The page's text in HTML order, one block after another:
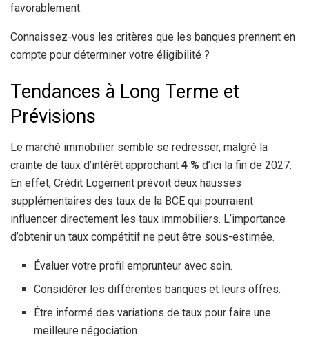
favorablement.
Connaissez-vous les critères que les banques prennent en
compte pour déterminer votre éligibilité ?
Tendances à Long Terme et
Prévisions
Le marché immobilier semble se redresser, malgré la
crainte de taux d’intérêt approchant 4 % d’ici la fin de 2027.
En effet, Crédit Logement prévoit deux hausses
supplémentaires des taux de la BCE qui pourraient
influencer directement les taux immobiliers. L’importance
d’obtenir un taux compétitif ne peut être sous-estimée.
Évaluer votre profil emprunteur avec soin.
Considérer les différentes banques et leurs offres.
Être informé des variations de taux pour faire une
meilleure négociation.